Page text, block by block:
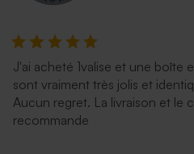
Enveloppe blanche
autocollante
J'ai acheté 1valise et une boîte
sont vraiment très jolis et
Aucun regret. La livraison et le
recommande